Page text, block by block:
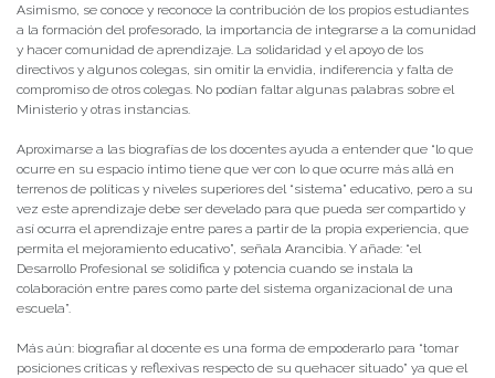
Asimismo, se conoce y reconoce la contribución de los propios estudiantes
a la formación del profesorado, la importancia de integrarse a la comunidad
y hacer comunidad de aprendizaje. La solidaridad y el apoyo de los
directivos y algunos colegas, sin omitir la envidia, indiferencia y falta de
compromiso de otros colegas. No podían faltar algunas palabras sobre el
Ministerio y otras instancias.
Aproximarse a las biografías de los docentes ayuda a entender que “lo que
ocurre en su espacio íntimo tiene que ver con lo que ocurre más allá en
terrenos de políticas y niveles superiores del “sistema” educativo, pero a su
vez este aprendizaje debe ser develado para que pueda ser compartido y
así ocurra el aprendizaje entre pares a partir de la propia experiencia, que
permita el mejoramiento educativo”, señala Arancibia. Y añade: “el
Desarrollo Profesional se solidifica y potencia cuando se instala la
colaboración entre pares como parte del sistema organizacional de una
escuela”.
Más aún: biografiar al docente es una forma de empoderarlo para “tomar
posiciones críticas y reflexivas respecto de su quehacer situado” ya que el